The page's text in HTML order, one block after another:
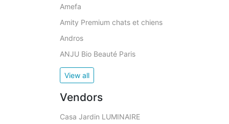
Amefa
Amity Premium chats et chiens
Andros
ANJU Bio Beauté Paris
View all
Vendors
Casa Jardin LUMINAIRE